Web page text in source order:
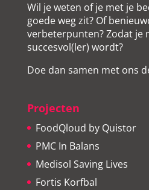
Wil je weten of je met je
goede weg zit? Of
verbeterpunten? Zodat je
succesvol(ler) wordt?
Doe dan samen met ons
Projecten
FoodQloud by Quistor
PMC In Balans
Medisol Saving Lives
Fortis Korfbal